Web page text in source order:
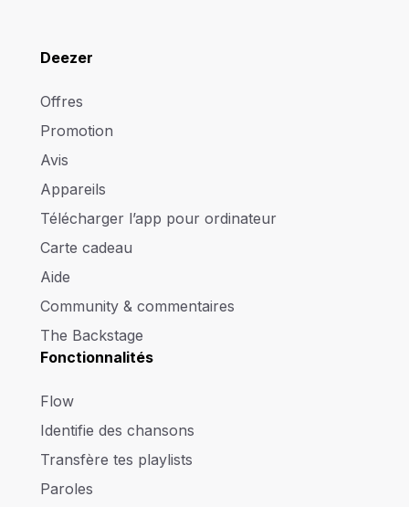
Deezer
Offres
Promotion
Avis
Appareils
Télécharger l’app pour ordinateur
Carte cadeau
Aide
Community & commentaires
The Backstage
Fonctionnalités
Flow
Identifie des chansons
Transfère tes playlists
Paroles